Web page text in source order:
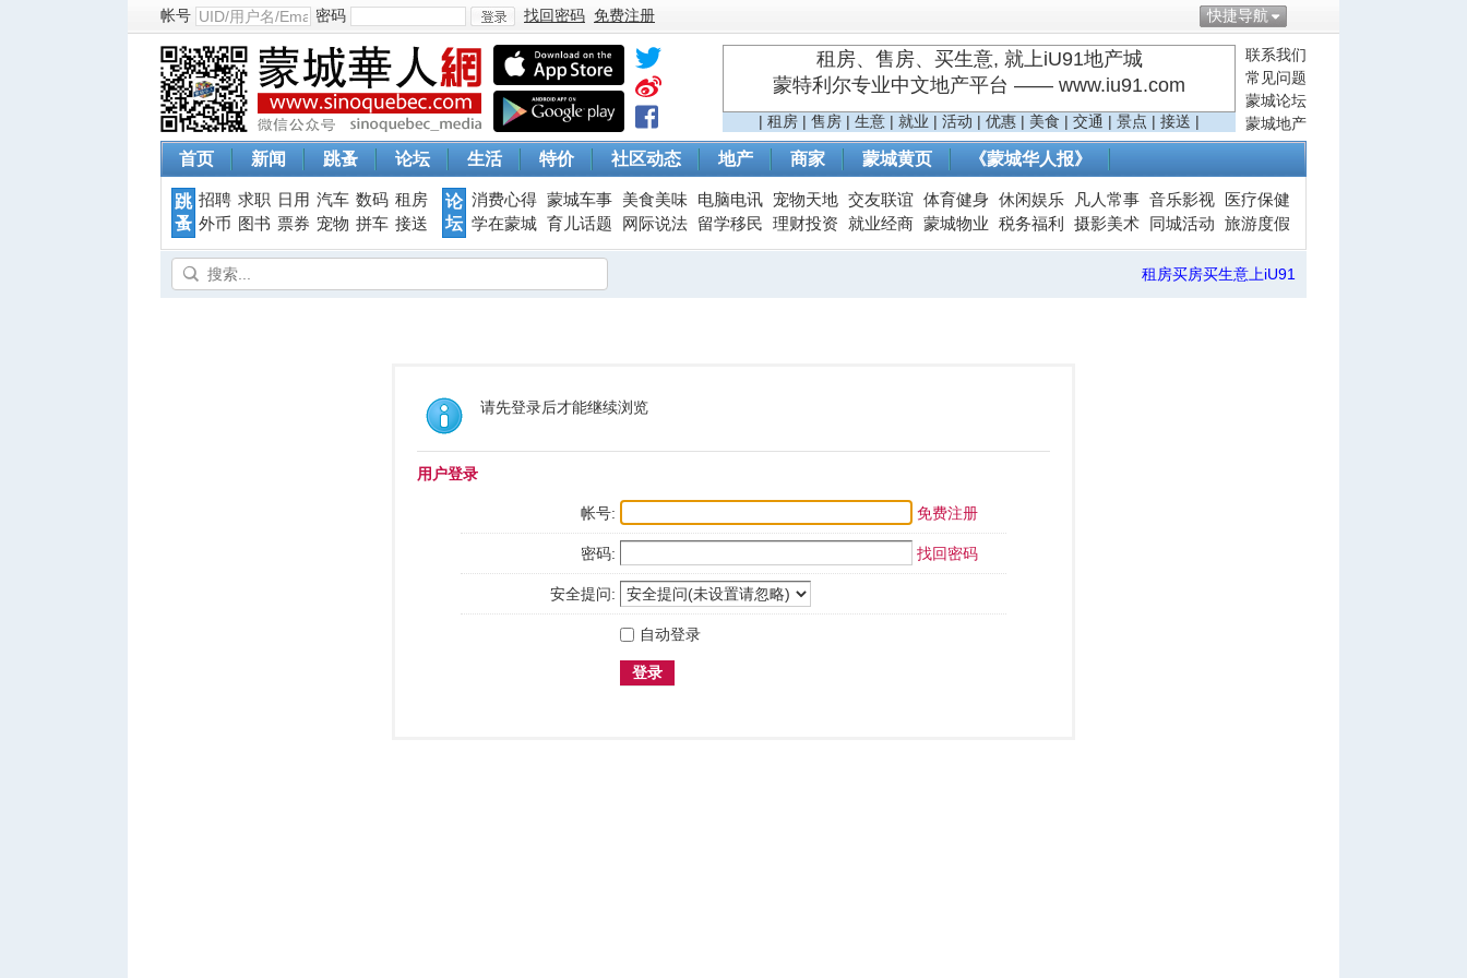
快捷导航
帐号 密码
登
找回密码 免费注册
联系我们
常见问题
蒙城论坛
蒙城地产
租房、售房、买生意, 就上iU91地产城
蒙特利尔专业中文地产平台 —— www.iu91.com
| 租房 | 售房 | 生意 | 就业 | 活动 | 优惠 | 美食 | 交通 | 景点 | 接送 |
首页 新闻 跳蚤 论坛 生活 特价 社区动态 地产 商家 蒙城黄页 《蒙城华人报》
跳
蚤
招聘 求职 日用 汽车 数码 租房
外币
图书 票券 宠物 拼车 接送
论
坛
消费心得 蒙城车事 美食美味 电脑电讯 宠物天地 交友联谊 体育健身 休闲娱乐 凡人常事 音乐影视
医疗保健
学在蒙城 育儿话题 网际说法 留学移民 理财投资 就业经商 蒙城物业 税务福利 摄影美术 同城活动 旅游度假
租房买房买生意上iU91
请先登录后才能继续浏览
用户登录
帐号: 免费注册
密码: 找回密码
安全提问:
自动登录
登录